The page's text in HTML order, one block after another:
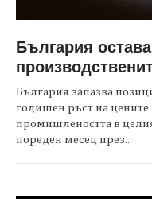
България
България запазва
годишен ръст на
промишлеността в
пореден месец през...